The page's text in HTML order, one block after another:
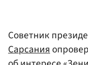
Советник
Сарсания